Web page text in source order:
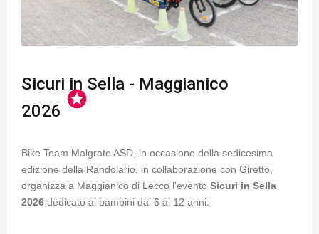
Sicuri in Sella - Maggianico
2026
stars
Bike Team Malgrate ASD, in occasione della sedicesima
edizione della Randolario, in collaborazione con Giretto,
organizza a Maggianico di Lecco l'evento Sicuri in Sella
2026 dedicato ai bambini dai 6 ai 12 anni.